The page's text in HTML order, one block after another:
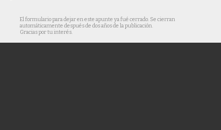
El formulario para dejar en este apunte ya fué cerrado. Se cierran
automáticamente después de dos años de la publicación.
Gracias por tu interés.